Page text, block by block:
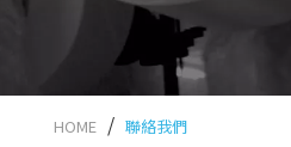
HOME 聯絡我們